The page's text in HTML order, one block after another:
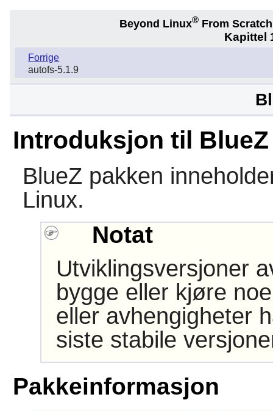
Beyond Linux® From
Kapittel
Forrige
autofs-5.1.9
Introduksjon til BlueZ
BlueZ pakken
Linux.
Notat
Utviklingsversjoner
bygge eller kjøre
eller avhengigheter
siste stabile
Pakkeinformasjon